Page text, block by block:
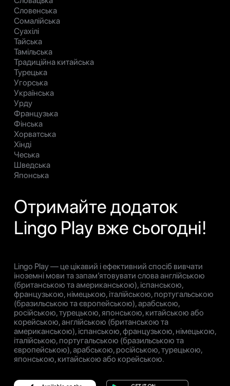
Словенська
Сомалійська
Суахілі
Тайська
Тамільська
Традиційна китайська
Турецька
Угорська
Українська
Урду
Французька
Фінська
Хорватська
Хінді
Чеська
Шведська
Японська
Отримайте додаток
Lingo Play вже сьогодні!
Lingo Play — це цікавий і ефективний спосіб вивчати
іноземні мови та запам’ятовувати слова англійською
(британською та американською), іспанською,
французькою, німецькою, італійською, португальською
(бразильською та європейською), арабською,
російською, турецькою, японською, китайською або
корейською, англійською (британською та
американською), іспанською, французькою, німецькою,
італійською, португальською (бразильською та
європейською), арабською, російською, турецькою,
японською, китайською або корейською.